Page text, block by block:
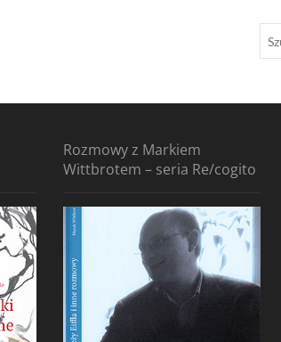
Rozmowy z Markiem
Wittbrotem – seria Re/cogito